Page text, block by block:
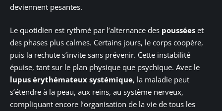
deviennent pesantes.
Le quotidien est rythmé par l’alternance des poussées et
des phases plus calmes. Certains jours, le corps coopère,
puis la rechute s’invite sans prévenir. Cette instabilité
épuise, tant sur le plan physique que psychique. Avec le
lupus érythémateux systémique, la maladie peut
s’étendre à la peau, aux reins, au système nerveux,
compliquant encore l’organisation de la vie de tous les